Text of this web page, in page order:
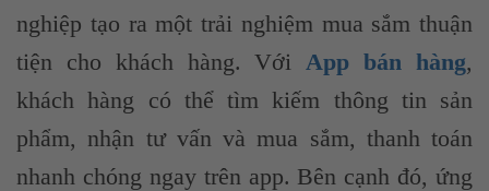
nghiệp tạo ra một trải nghiệm mua sắm thuận
tiện cho khách hàng. Với App bán hàng,
khách hàng có thể tìm kiếm thông tin sản
phẩm, nhận tư vấn và mua sắm, thanh toán
nhanh chóng ngay trên app. Bên cạnh đó, ứng